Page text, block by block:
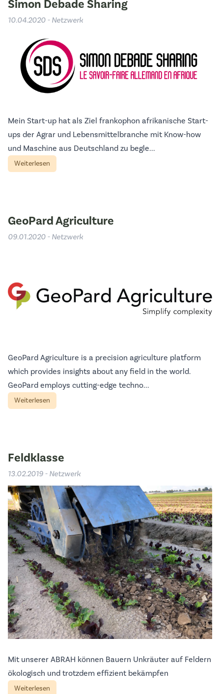
Simon Debade Sharing
10.04.2020 - Netzwerk
Mein Start-up hat als Ziel frankophon afrikanische Start-
ups der Agrar und Lebensmittelbranche mit Know-how
und Maschine aus Deutschland zu begle...
Weiterlesen
GeoPard Agriculture
09.01.2020 - Netzwerk
GeoPard Agriculture is a precision agriculture platform
which provides insights about any field in the world.
GeoPard employs cutting-edge techno...
Weiterlesen
Feldklasse
13.02.2019 - Netzwerk
Mit unserer ABRAH können Bauern Unkräuter auf Feldern
ökologisch und trotzdem effizient bekämpfen
Weiterlesen